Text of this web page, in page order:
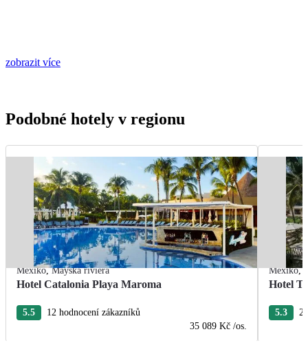
zobrazit více
Podobné hotely v regionu
Mexiko,Mayská riviéra
Hotel Catalonia Playa Maroma
5.5
12 hodnocení zákazníků
35 089 Kč /os.
Mexiko,
Hotel
5.3